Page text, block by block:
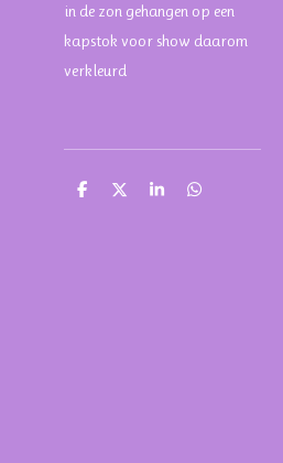
in de zon gehangen op een
kapstok voor show daarom
verkleurd
D
D
S
D